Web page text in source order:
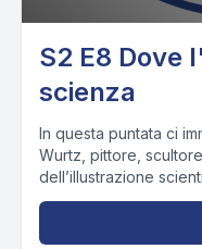
S2 E8 Dove
scienza
In questa puntata ci
Wurtz, pittore,
dell’illustrazione